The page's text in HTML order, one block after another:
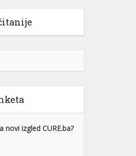
novi izgled CURE.ba?